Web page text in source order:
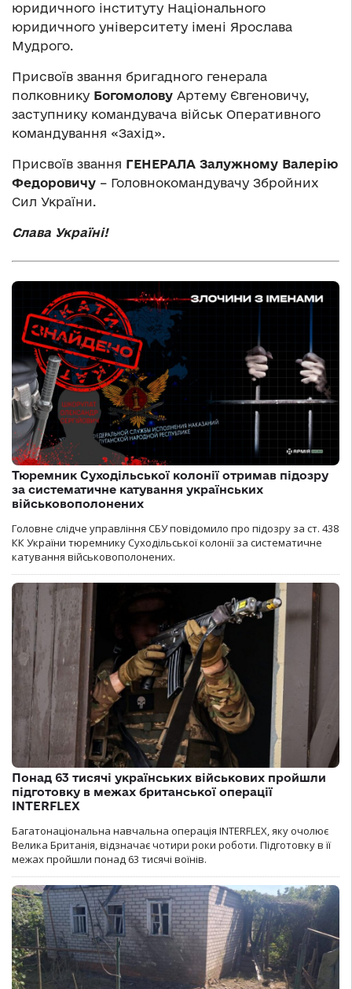
юридичного інституту Національного
юридичного університету імені Ярослава
Мудрого.
Присвоїв звання бригадного генерала
полковнику Богомолову Артему Євгеновичу,
заступнику командувача військ Оперативного
командування «Захід».
Присвоїв звання ГЕНЕРАЛА Залужному Валерію
Федоровичу – Головнокомандувачу Збройних
Сил України.
Слава Україні!
Тюремник Суходільської колонії отримав підозру
за систематичне катування українських
військовополонених
Головне слідче управління СБУ повідомило про підозру за ст. 438
КК України тюремнику Суходільської колонії за систематичне
катування військовополонених.
Понад 63 тисячі українських військових пройшли
підготовку в межах британської операції
INTERFLEX
Багатонаціональна навчальна операція INTERFLEX, яку очолює
Велика Британія, відзначає чотири роки роботи. Підготовку в її
межах пройшли понад 63 тисячі воїнів.